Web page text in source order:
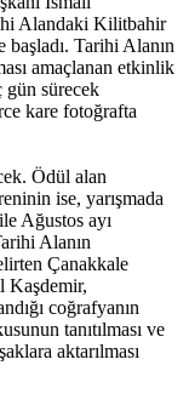
Alandaki Kilitbahir
başladı. Tarihi Alanın
amaçlanan etkinlik
gün sürecek
kare fotoğrafta
Ödül alan
ise, yarışmada
Ağustos ayı
Alanın
Çanakkale
Kaşdemir,
coğrafyanın
tanıtılması ve
aktarılması